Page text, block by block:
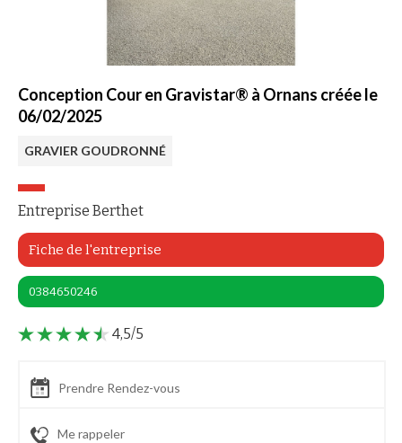
Conception Cour en Gravistar® à Ornans créée le
06/02/2025
GRAVIER GOUDRONNÉ
Entreprise Berthet
Fiche de l'entreprise
0384650246
4,5/5
Prendre Rendez-vous
Me rappeler